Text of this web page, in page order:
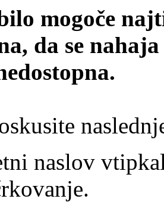
mogoče
da se
naslov